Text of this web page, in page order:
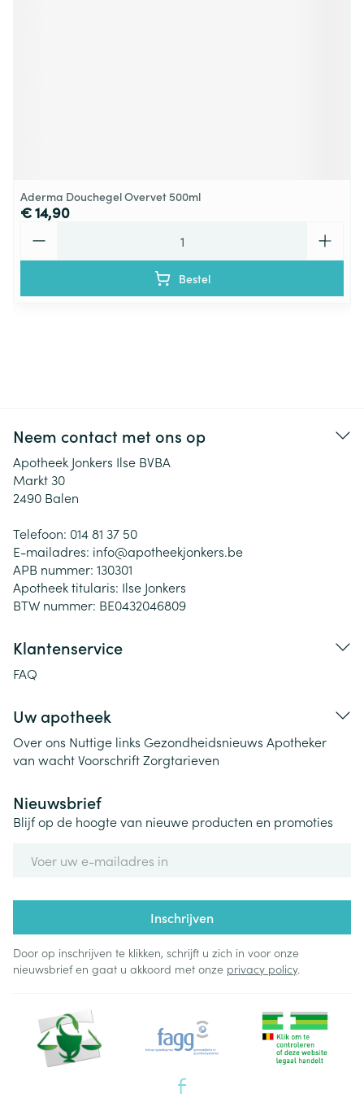
Aderma Douchegel Overvet 500ml
€ 14,90
Bestel
Neem contact met ons op
Apotheek Jonkers Ilse BVBA
Markt 30
2490 Balen
Telefoon: 014 81 37 50
E-mailadres: info@apotheekjonkers.be
APB nummer: 130301
Apotheek titularis: Ilse Jonkers
BTW nummer: BE0432046809
Klantenservice
FAQ
Uw apotheek
Over ons Nuttige links Gezondheidsnieuws Apotheker
van wachtVoorschriftZorgtarieven
Nieuwsbrief
Blijf op de hoogte van nieuwe producten en promoties
Inschrijven
Door op inschrijven te klikken, schrijft u zich in voor onze
nieuwsbrief en gaat u akkoord met onze privacy policy.